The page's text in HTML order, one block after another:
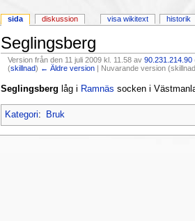
Seglingsberg
Version från den 11 juli 2009 kl. 11.58 av90.231.214.90
(skillnad) ← Äldre version | Nuvarande version
Seglingsberg låg i Ramnäs socken i
Kategori: Bruk
sida diskussion visa wikitext historik